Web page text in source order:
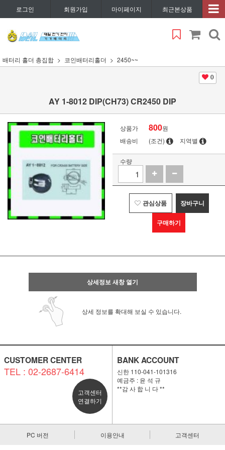
로그인 회원가입 마이페이지 최근본상품
배터리 홀더 총집합 코인배터리홀더 2450~~
0
AY 1-8012 DIP(CH73) CR2450 DIP
상품가 800원
배송비
(조건) 지역별
수량
관심상품 장바구니
구매하기
상세정보 새창 열기
상세 정보를 확대해 보실 수 있습니다.
CUSTOMER CENTER
TEL : 02-2687-6414
고객센터
연결하기
BANK ACCOUNT
신한 110-041-101316
예금주 : 윤 석 규
**감 사 합 니 다 **
PC 버전 이용안내 고객센터